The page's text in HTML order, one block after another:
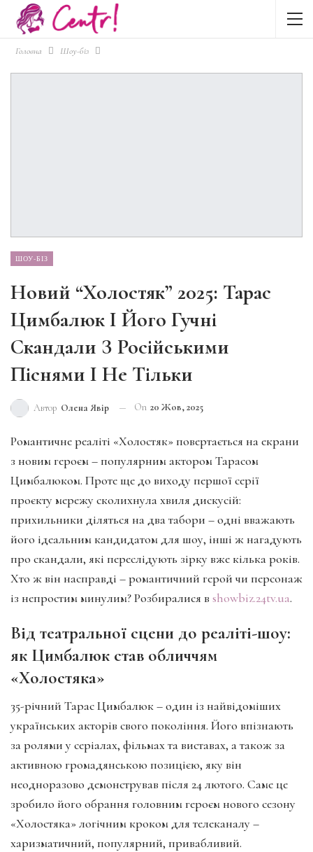
Головна Шоу-біз
ШОУ-БІЗ
Новий “Холостяк” 2025: Тарас
Цимбалюк І Його Гучні
Скандали З Російськими
Піснями І Не Тільки
Автор Олена Явір On 20 Жов, 2025
Романтичне реаліті «Холостяк» повертається на екрани
з новим героєм – популярним актором Тарасом
Цимбалюком. Проте ще до виходу першої серії
проєкту мережу сколихнула хвиля дискусій:
прихильники діляться на два табори – одні вважають
його ідеальним кандидатом для шоу, інші ж нагадують
про скандали, які переслідують зірку вже кілька років.
Хто ж він насправді – романтичний герой чи персонаж
із непростим минулим? Розбиралися в showbiz.24tv.ua.
Від театральної сцени до реаліті-шоу:
як Цимбалюк став обличчям
«Холостяка»
35-річний Тарас Цимбалюк – один із найвідоміших
українських акторів свого покоління. Його впізнають
за ролями у серіалах, фільмах та виставах, а також за
активною громадянською позицією, яку він
неодноразово демонстрував після 24 лютого. Саме це
зробило його обрання головним героєм нового сезону
«Холостяка» логічним кроком для телеканалу –
харизматичний, популярний, привабливий.